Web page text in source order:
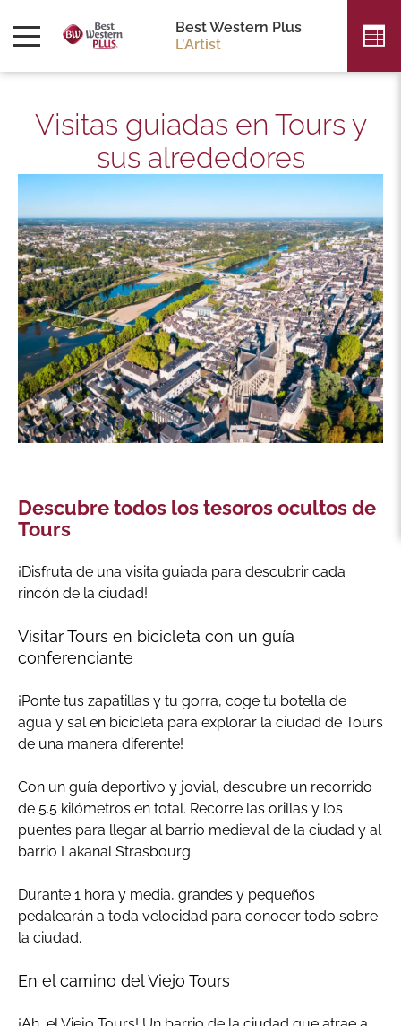
Best Western Plus
L'Artist
Visitas guiadas en Tours y
sus alrededores
Descubre todos los tesoros ocultos de
Tours
¡Disfruta de una visita guiada para descubrir cada
rincón de la ciudad!
Visitar Tours en bicicleta con un guía
conferenciante
¡Ponte tus zapatillas y tu gorra, coge tu botella de
agua y sal en bicicleta para explorar la ciudad de Tours
de una manera diferente!
Con un guía deportivo y jovial, descubre un recorrido
de 5.5 kilómetros en total. Recorre las orillas y los
puentes para llegar al barrio medieval de la ciudad y al
barrio Lakanal Strasbourg.
Durante 1 hora y media, grandes y pequeños
pedalearán a toda velocidad para conocer todo sobre
la ciudad.
En el camino del Viejo Tours